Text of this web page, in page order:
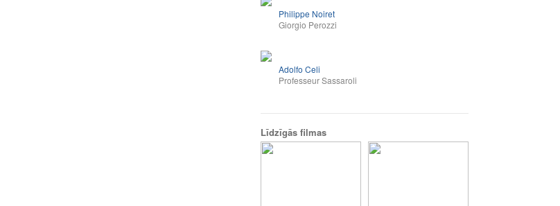
Philippe Noiret
Giorgio Perozzi
Adolfo Celi
Professeur Sassaroli
Līdzīgās filmas